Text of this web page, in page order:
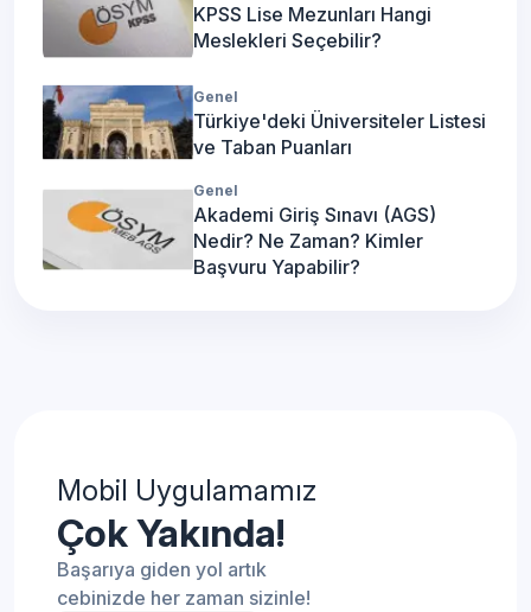
KPSS Lise Mezunları Hangi
Meslekleri Seçebilir?
Genel
Türkiye'deki Üniversiteler Listesi
ve Taban Puanları
Genel
Akademi Giriş Sınavı (AGS)
Nedir? Ne Zaman? Kimler
Başvuru Yapabilir?
Mobil Uygulamamız
Çok Yakında!
Başarıya giden yol artık
cebinizde her zaman sizinle!